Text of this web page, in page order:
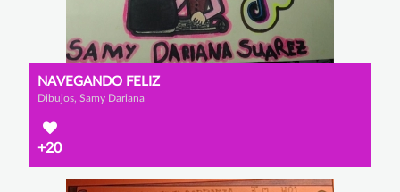
NAVEGANDO FELIZ
Dibujos, Samy Dariana
+20